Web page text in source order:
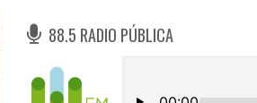
88.5 RADIO PÚBLICA